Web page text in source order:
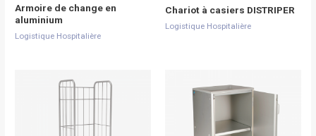
Armoire de change en
aluminium
Logistique Hospitalière
Chariot à casiers DISTRIPER
Logistique Hospitalière